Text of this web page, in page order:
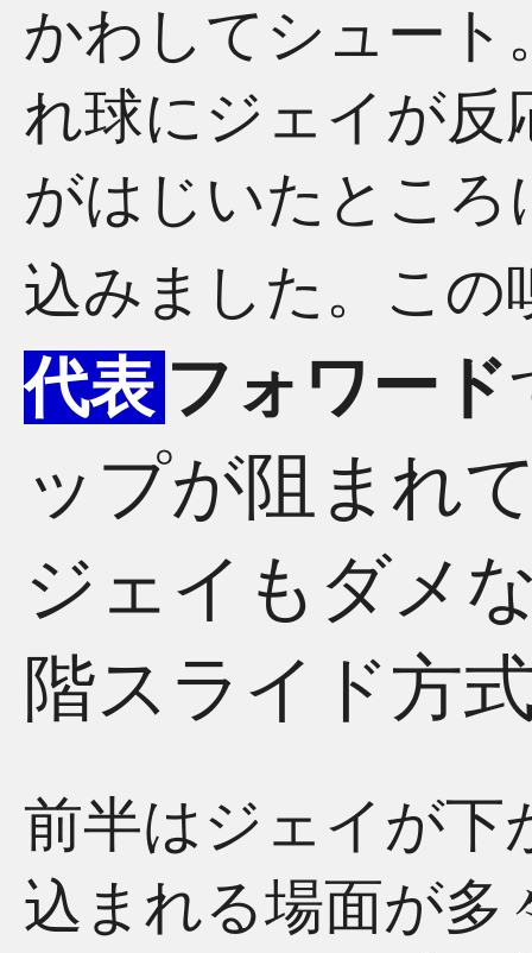
かわしてシュー
れ球にジェイが反
がはじいたところ
込みました。この
代表 フォワード
ップが阻まれ
ジェイもダメ
階スライド方
前半はジェイが下
込まれる場面が多